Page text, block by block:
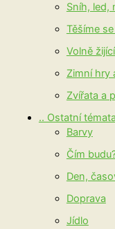
Sníh, led,
Těšíme
Volně
Zimní hry
Zvířata a
.. Ostatní témata
Barvy
Čím
Den,
Doprava
Jídlo